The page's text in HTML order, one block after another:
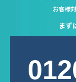
まず